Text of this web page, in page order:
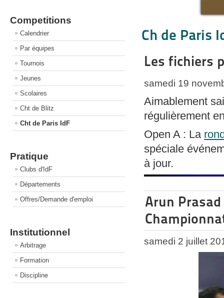
Competitions
Calendrier
Par équipes
Tournois
Jeunes
Scolaires
Cht de Blitz
Cht de Paris IdF
Pratique
Clubs d'IdF
Départements
Offres/Demande d'emploi
Institutionnel
Arbitrage
Formation
Discipline
Ch de Paris
Les fichiers
samedi 19
Aimablement
régulièrement
Open A : La
spéciale
à jour.
Arun
samedi 2 juillet